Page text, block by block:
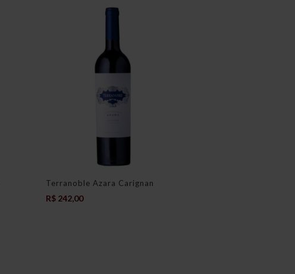
Terranoble Azara Carignan
R$ 242,00